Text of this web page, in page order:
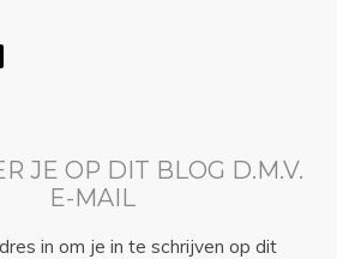
JE OP DIT BLOG D.M.V.
E-MAIL
in om je in te schrijven op dit